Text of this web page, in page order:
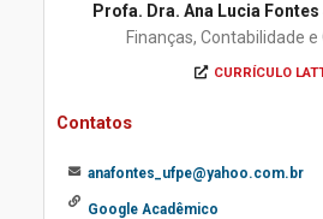
Profa. Dra. Ana Lucia
Finanças, Contabilidade e
CURRÍCULO
Contatos
anafontes_ufpe@yahoo.com.br
Google Acadêmico